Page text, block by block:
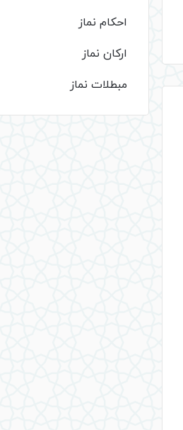
احکام نماز
ارکان نماز
مبطلات نماز